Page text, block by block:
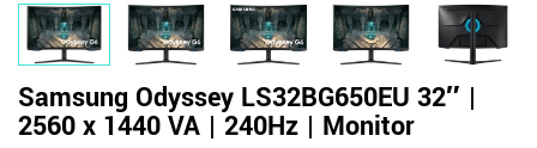
Samsung Odyssey LS32BG650EU 32″ |
2560 x 1440 VA | 240Hz | Monitor